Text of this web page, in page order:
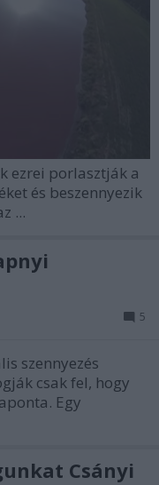
ezrei porlasztják a
és beszennyezik
...
5
szennyezés
csak fel, hogy
Egy
Csányi